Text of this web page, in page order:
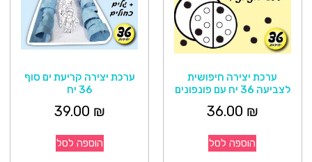
ערכת יצירה חיפושית
לצביעה 36 יח עם פונפונים
36.00 ₪
הוספה לסל
ערכת יצירה קריעת ים סוף
36 יח
39.00 ₪
הוספה לסל